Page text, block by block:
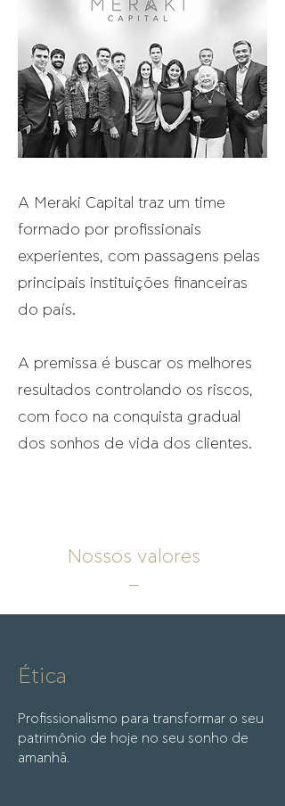
A Meraki Capital traz um time
formado por profissionais
experientes, com passagens pelas
principais instituições financeiras
do país.
A premissa é buscar os melhores
resultados controlando os riscos,
com foco na conquista gradual
dos sonhos de vida dos clientes.
Nossos valores
Ética
Profissionalismo para transformar o seu
patrimônio de hoje no seu sonho de
amanhã.